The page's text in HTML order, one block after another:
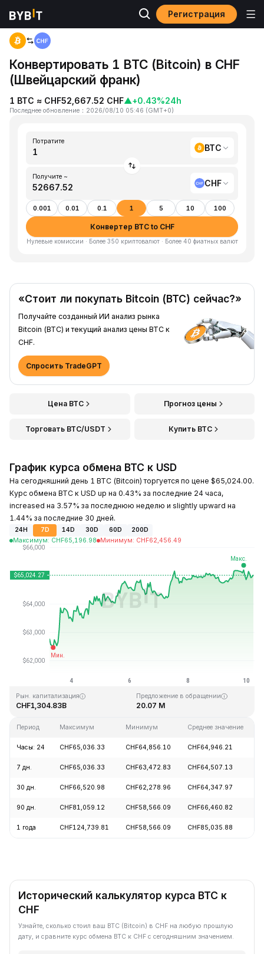
Регистрация
Главная
Конвертировать 1 BTC (Bitcoin) в CHF
(Швейцарский франк)
1 BTC ≈ CHF52,667.52 CHF▲+0.43%24h
Последнее обновление ： 2026/08/10 05:46 (GMT+0)
Потратите
BTC
Получите ~
CHF
0.001 0.01 0.1 1 5 10 100
Конвертер BTC to CHF
Нулевые комиссии · Более 350 криптовалют · Более 40 фиатных валют
«Стоит ли покупать Bitcoin (BTC) сейчас?»
Получайте созданный ИИ анализ рынка
Bitcoin (BTC) и текущий анализ цены BTC к
CHF.
Спросить TradeGPT
Цена BTC Прогноз цены
Торговать BTC/USDT Купить BTC
График курса обмена BTC к USD
На сегодняшний день 1 BTC (Bitcoin) торгуется по цене $65,024.00.
Курс обмена BTC к USD up на 0.43% за последние 24 часа,
increased на 3.57% за последнюю неделю и slightly upward на
1.44% за последние 30 дней.
24H 7D 14D 30D 60D
200D
Максимум: CHF65,196.98 Минимум: CHF62,456.49
Последнее обновление: 05:46 GMT+0 2026-08-10
CHF126,080.00
Рын. капитализация
CHF1,304.83B
Предложение в обращении
20.07 M
Период Максимум Минимум Среднее значение
Часы: 24 CHF65,036.33 CHF64,856.10 CHF64,946.21
7 дн. CHF65,036.33 CHF63,472.83 CHF64,507.13
30 дн. CHF66,520.98 CHF62,278.96 CHF64,347.97
90 дн. CHF81,059.12 CHF58,566.09 CHF66,460.82
1 года CHF124,739.81 CHF58,566.09 CHF85,035.88
Исторический калькулятор курса BTC к
CHF
Узнайте, сколько стоил ваш BTC (Bitcoin) в CHF на любую прошлую
дату, и сравните курс обмена BTC к CHF с сегодняшним значением.